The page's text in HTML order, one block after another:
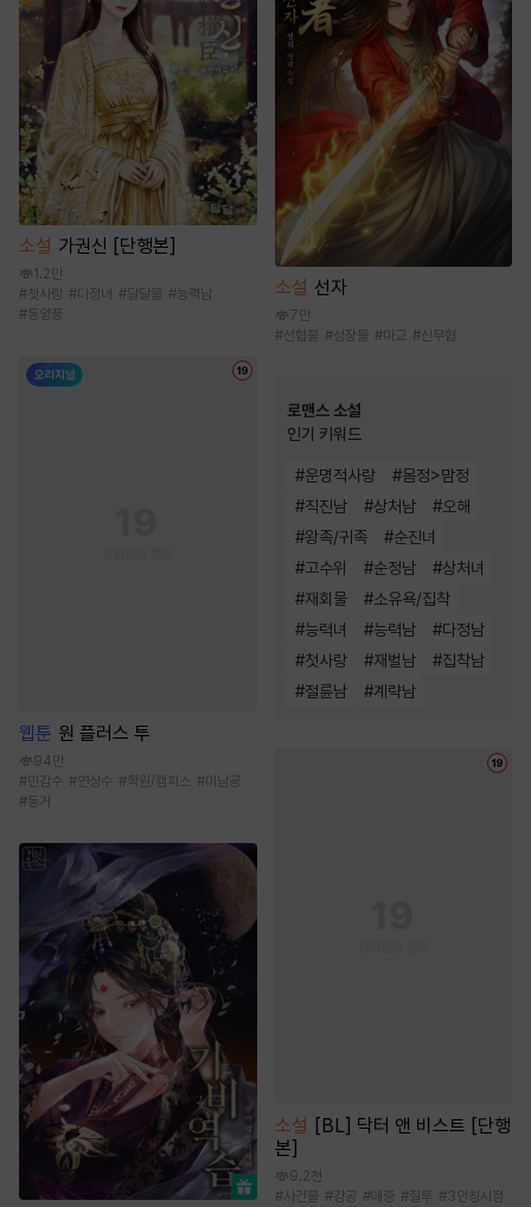
소설 가권신 [단행본]
1.2만
#첫사랑 #다정녀 #달달물 #능력남
#동양풍
웹툰 원 플러스 투
94만
#민감수 #연상수 #학원/캠퍼스 #미남공
#동거
소설 선자
7만
#선협물 #성장물 #마교 #신무협
로맨스 소설
인기 키워드
#운명적사랑 #몸정>맘정
#직진남 #상처남 #오해
#왕족/귀족 #순진녀
#고수위 #순정남 #상처녀
#재회물 #소유욕/집착
#능력녀 #능력남 #다정남
#첫사랑 #재벌남 #집착남
#절륜남 #계략남
소설 [BL] 닥터 앤 비스트 [단행
본]
9.2천
#사건물 #강공 #애증 #질투 #3인칭시점